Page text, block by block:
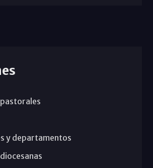
y departamentos